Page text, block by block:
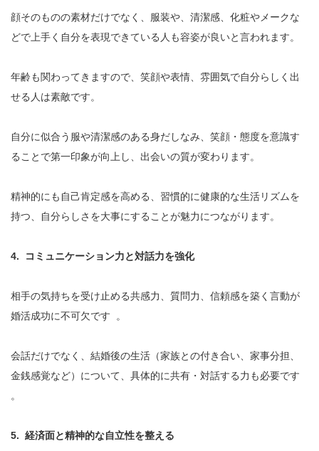
顔そのものの素材だけでなく、服装や、清潔感、化粧やメークな
どで上手く自分を表現できている人も容姿が良いと言われます。
年齢も関わってきますので、笑顔や表情、雰囲気で自分らしく出
せる人は素敵です。
自分に似合う服や清潔感のある身だしなみ、笑顔・態度を意識す
ることで第一印象が向上し、出会いの質が変わります。
精神的にも自己肯定感を高める、習慣的に健康的な生活リズムを
持つ、自分らしさを大事にすることが魅力につながります。
4. コミュニケーション力と対話力を強化
相手の気持ちを受け止める共感力、質問力、信頼感を築く言動が
婚活成功に不可欠です 。
会話だけでなく、結婚後の生活（家族との付き合い、家事分担、
金銭感覚など）について、具体的に共有・対話する力も必要です
。
5. 経済面と精神的な自立性を整える